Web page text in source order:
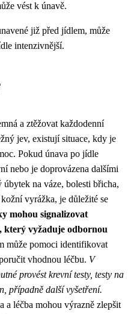
vést k únavě.
již před jídlem, může
intenzivnější.
a ztěžovat každodenní
jev, existují situace, kdy je
Pokud únava po jídle
nebo je doprovázena dalšími
na váze, bolesti břicha,
vyrážka, je důležité se
mohou signalizovat
který vyžaduje odbornou
může pomoci identifikovat
vhodnou léčbu. V
provést krevní testy, testy na
případně další vyšetření.
a léčba mohou výrazně zlepšit